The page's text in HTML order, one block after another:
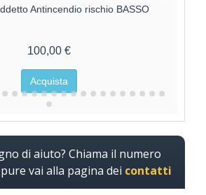
Antincendio rischio BASSO
100,00 €
Acquista
di aiuto? Chiama il numero
vai alla pagina dei contatti